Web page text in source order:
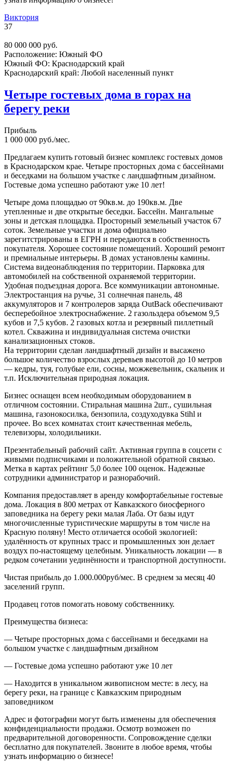
Виктория
37
80 000 000 руб.
Расположение: Южный ФО
Южный ФО: Краснодарский край
Краснодарский край: Любой населенный пункт
Четыре гостевых дома в горах на
берегу реки
Прибыль
1 000 000 руб./мес.
Предлагаем купить готовый бизнес комплекс гостевых домов
в Краснодарском крае. Четыре просторных дома с бассейнами
и беседками на большом участке с ландшафтным дизайном.
Гостевые дома успешно работают уже 10 лет!
Четыре дома площадью от 90кв.м. до 190кв.м. Две
утепленные и две открытые беседки. Бассейн. Мангальные
зоны и детская площадка. Просторный земельный участок 67
соток. Земельные участки и дома официально
зарегитстрированы в ЕГРН и передаются в собственность
покупателя. Хорошее состояние помещений. Хороший ремонт
и премиальные интерьеры. В домах установлены камины.
Система видеонаблюдения по территории. Парковка для
автомобилей на собственной охраняемой территории.
Удобная подъездная дорога. Все коммуникации автономные.
Электростанция на ручье, 31 солнечная панель, 48
аккумуляторов и 7 контролеров заряда OutBack обеспечивают
бесперебойное электроснабжение. 2 газольздера объемом 9,5
кубов и 7,5 кубов. 2 газовых котла и резервный пиллетный
котел. Скважина и индивидуальная система очистки
канализационных стоков.
На территории сделан ландшафтный дизайн и высажено
большое количество взрослых деревьев высотой до 10 метров
— кедры, туя, голубые ели, сосны, можжевельник, скальник и
т.п. Исключительная природная локация.
Бизнес оснащен всем необходимым оборудованием в
отличном состоянии. Стиральная машина 2шт., сушильная
машина, газонокосилка, бензопила, создуходувка Stihl и
прочее. Во всех комнатах стоит качественная мебель,
телевизоры, холодильники.
Презентабельный рабочий сайт. Активная группа в соцсети с
живыми подписчиками и положительной обратной связью.
Метка в картах рейтинг 5,0 более 100 оценок. Надежные
сотрудники администратор и разнорабочий.
Компания предоставляет в аренду комфортабельные гостевые
дома. Локация в 800 метрах от Кавказского биосферного
заповедника на берегу реки малая Лаба. От базы идут
многочисленные туристические маршруты в том числе на
Красную поляну! Место отличается особой экологией:
удалённость от крупных трасс и промышленных зон делает
воздух по-настоящему целебным. Уникальность локации — в
редком сочетании уединённости и транспортной доступности.
Чистая прибыль до 1.000.000руб/мес. В среднем за месяц 40
заселений групп.
Продавец готов помогать новому собственнику.
Преимущества бизнеса:
— Четыре просторных дома с бассейнами и беседками на
большом участке с ландшафтным дизайном
— Гостевые дома успешно работают уже 10 лет
— Находится в уникальном живописном месте: в лесу, на
берегу реки, на границе с Кавказским природным
заповедником
Адрес и фотографии могут быть изменены для обеспечения
конфиденциальности продажи. Осмотр возможен по
предварительной договоренности. Сопровождение сделки
бесплатно для покупателей. Звоните в любое время, чтобы
узнать информацию о бизнесе!